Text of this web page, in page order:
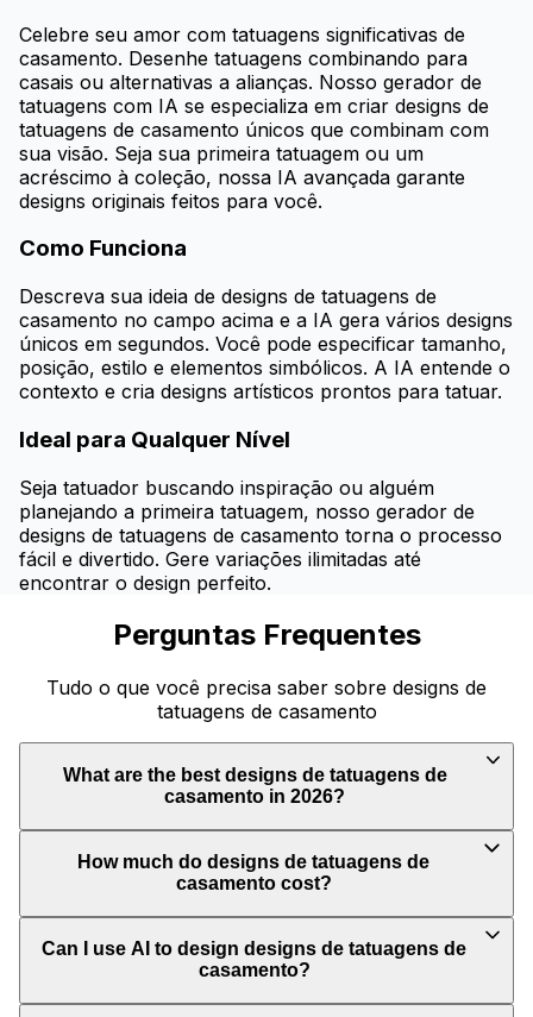
Celebre seu amor com tatuagens significativas de
casamento. Desenhe tatuagens combinando para
casais ou alternativas a alianças. Nosso gerador de
tatuagens com IA se especializa em criar designs de
tatuagens de casamento únicos que combinam com
sua visão. Seja sua primeira tatuagem ou um
acréscimo à coleção, nossa IA avançada garante
designs originais feitos para você.
Como Funciona
Descreva sua ideia de designs de tatuagens de
casamento no campo acima e a IA gera vários designs
únicos em segundos. Você pode especificar tamanho,
posição, estilo e elementos simbólicos. A IA entende o
contexto e cria designs artísticos prontos para tatuar.
Ideal para Qualquer Nível
Seja tatuador buscando inspiração ou alguém
planejando a primeira tatuagem, nosso gerador de
designs de tatuagens de casamento torna o processo
fácil e divertido. Gere variações ilimitadas até
encontrar o design perfeito.
Perguntas Frequentes
Tudo o que você precisa saber sobre designs de
tatuagens de casamento
What are the best designs de tatuagens de
casamento in 2026?
How much do designs de tatuagens de
casamento cost?
Can I use AI to design designs de tatuagens de
casamento?